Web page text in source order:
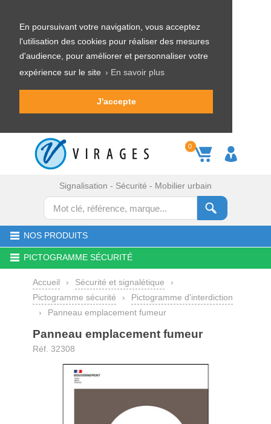
En poursuivant votre navigation, vous acceptez
l'utilisation des cookies pour réaliser des mesures
d'audience, pour améliorer et personnaliser votre
expérience sur le site › En savoir plus
J'accepte
0
Signalisation - Sécurité - Mobilier urbain
NOS PRODUITS
PICTOGRAMME SÉCURITÉ
Accueil › Sécurité et signalétique
›
Pictogramme sécurité
›
Pictogramme d'interdiction
›
Panneau emplacement fumeur
Panneau emplacement fumeur
Réf. 32308